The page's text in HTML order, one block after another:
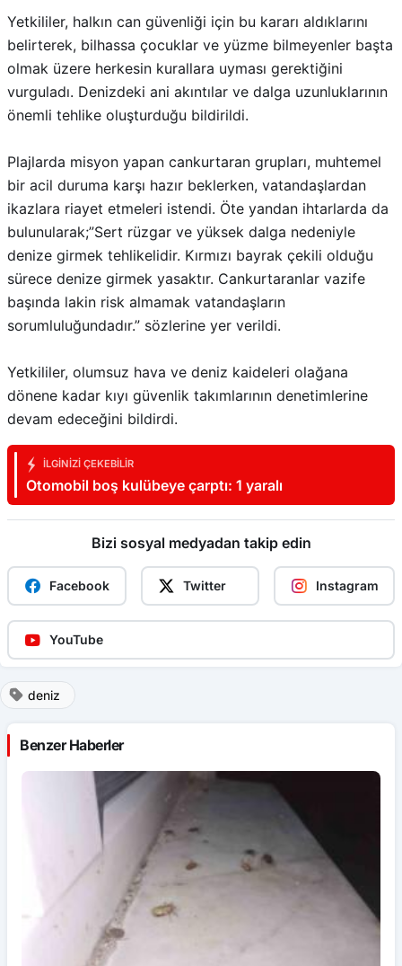
Yetkililer, halkın can güvenliği için bu kararı aldıklarını
belirterek, bilhassa çocuklar ve yüzme bilmeyenler başta
olmak üzere herkesin kurallara uyması gerektiğini
vurguladı. Denizdeki ani akıntılar ve dalga uzunluklarının
önemli tehlike oluşturduğu bildirildi.
Plajlarda misyon yapan cankurtaran grupları, muhtemel
bir acil duruma karşı hazır beklerken, vatandaşlardan
ikazlara riayet etmeleri istendi. Öte yandan ihtarlarda da
bulunularak;”Sert rüzgar ve yüksek dalga nedeniyle
denize girmek tehlikelidir. Kırmızı bayrak çekili olduğu
sürece denize girmek yasaktır. Cankurtaranlar vazife
başında lakin risk almamak vatandaşların
sorumluluğundadır.” sözlerine yer verildi.
Yetkililer, olumsuz hava ve deniz kaideleri olağana
dönene kadar kıyı güvenlik takımlarının denetimlerine
devam edeceğini bildirdi.
İLGINIZI ÇEKEBILIR
Otomobil boş kulübeye çarptı: 1 yaralı
Bizi sosyal medyadan takip edin
Facebook Twitter Instagram
YouTube
deniz
Benzer Haberler